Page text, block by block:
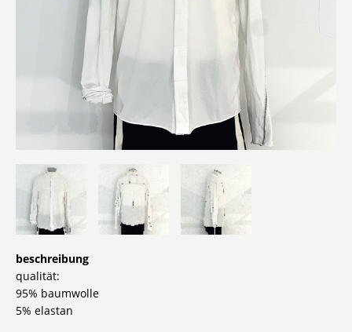
beschreibung
qualität:
95% baumwolle
5% elastan